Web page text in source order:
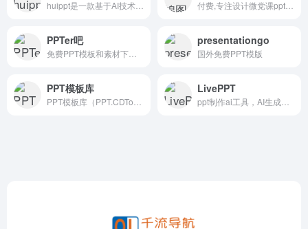
PPTer吧 presentationgo
国外免费PPT模版
PPT模板库 LivePPT